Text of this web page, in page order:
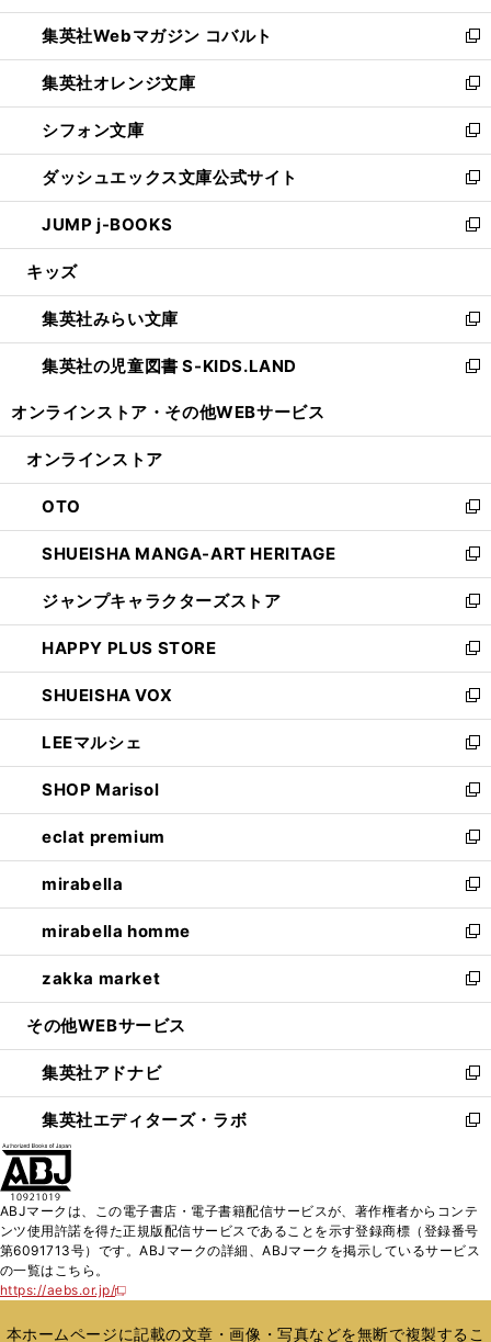
開
く
ウ
で
開
く
ン
ド
ウ
で
開
く
ウ
ィ
ン
ド
ウ
で
開
く
集英社Webマガジン コバルト
新
し
い
ウ
ィ
ン
ド
ウ
で
開
集英社オレンジ文庫
新
し
い
ウ
ィ
ン
ド
ウ
開
く
シフォン文庫
新
し
い
ウ
ィ
ン
ウ
で
開
く
ダッシュエックス文庫公式サイト
新
し
い
ウ
ン
ド
ウ
で
JUMP j-BOOKS
新
し
ウ
ィ
ン
ド
開
キッズ
集英社みらい文庫
新
し
い
ン
ウ
で
開
く
集英社の児童図書 S-KIDS.LAND
新
ウ
ン
ド
ウ
で
開
く
オンラインストア・ その他WEBサービス
オンラインストア
OTO
新
し
い
ウ
ィ
ン
ド
ウ
で
開
く
SHUEISHA MANGA-ART HERITAGE
新
し
い
ウ
ィ
ン
ド
ウ
で
開
く
ジャンプキャラクターズストア
新
し
い
ウ
ィ
ン
ド
ウ
で
開
く
HAPPY PLUS STORE
新
し
い
ウ
ィ
ン
ド
ウ
で
開
く
SHUEISHA VOX
新
し
い
ウ
ィ
ン
ド
ウ
で
開
く
LEEマルシェ
新
し
い
ウ
ィ
ン
ド
ウ
で
開
く
SHOP Marisol
新
し
い
ウ
ィ
ン
ド
ウ
で
開
eclat premium
新
し
い
ウ
ィ
ン
ド
ウ
開
く
mirabella
新
し
い
ウ
ィ
ン
ウ
で
開
く
mirabella homme
新
し
い
ウ
ン
ド
ウ
で
zakka market
新
し
ウ
ィ
ン
ド
く
その他WEBサービス
集英社アドナビ
新
し
い
ド
ウ
で
集英社エディターズ・ラボ
新
ィ
ン
ド
開
ABJマークは、この電子書店・電子書籍配信サービスが、著作権者からコンテ
ンツ使用許諾を得た正規版配信サービスであることを示す登録商標（登録番号
第6091713号）です。ABJマークの詳細、ABJマークを掲示しているサービス
の一覧はこちら。
https://aebs.or.jp/
新
い
本ホームページに記載の文章・画像・写真などを無断で複製するこ